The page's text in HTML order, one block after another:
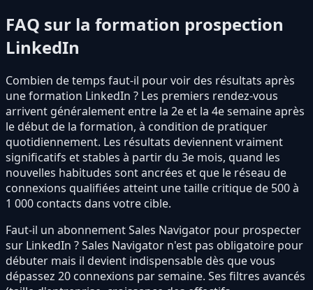
FAQ sur la formation prospection
LinkedIn
Combien de temps faut-il pour voir des résultats après
une formation LinkedIn ? Les premiers rendez-vous
arrivent généralement entre la 2e et la 4e semaine après
le début de la formation, à condition de pratiquer
quotidiennement. Les résultats deviennent vraiment
significatifs et stables à partir du 3e mois, quand les
nouvelles habitudes sont ancrées et que le réseau de
connexions qualifiées atteint une taille critique de 500 à
1 000 contacts dans votre cible.
Faut-il un abonnement Sales Navigator pour prospecter
sur LinkedIn ? Sales Navigator n'est pas obligatoire pour
débuter mais il devient indispensable dès que vous
dépassez 20 connexions par semaine. Ses filtres avancés